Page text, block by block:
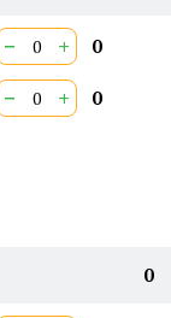
− + 0
− + 0
0